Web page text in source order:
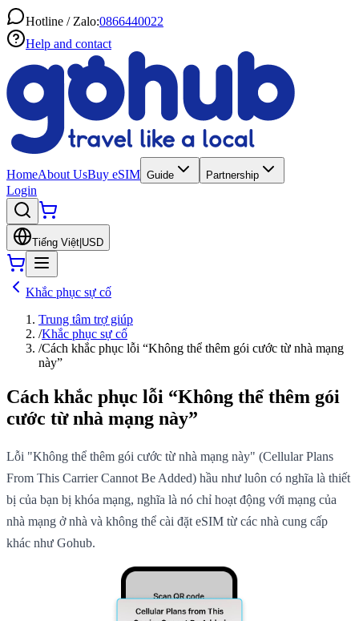
Hotline / Zalo:0866440022
Help and contact
HomeAbout UsBuy eSIM Guide Partnership
Login
Tiếng Việt USD
Khắc phục sự cố
Trung tâm trợ giúp
/Khắc phục sự cố
/Cách khắc phục lỗi “Không thể thêm gói cước từ nhà mạng
này”
Cách khắc phục lỗi “Không thể thêm gói
cước từ nhà mạng này”
Lỗi "Không thể thêm gói cước từ nhà mạng này" (Cellular Plans
From This Carrier Cannot Be Added) hầu như luôn có nghĩa là thiết
bị của bạn bị khóa mạng, nghĩa là nó chỉ hoạt động với mạng của
nhà mạng ở nhà và không thể cài đặt eSIM từ các nhà cung cấp
khác như Gohub.